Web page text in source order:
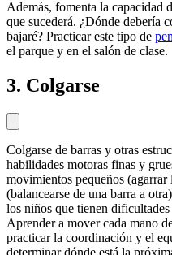
Además, fomenta la capacidad
que sucederá. ¿Dónde debería
bajaré? Practicar este tipo de
el parque y en el salón de clase.
3. Colgarse
Colgarse de barras y otras
habilidades motoras finas y
movimientos pequeños
(balancearse de una barra a
los niños que tienen dificultades
Aprender a mover cada mano
practicar la coordinación y el